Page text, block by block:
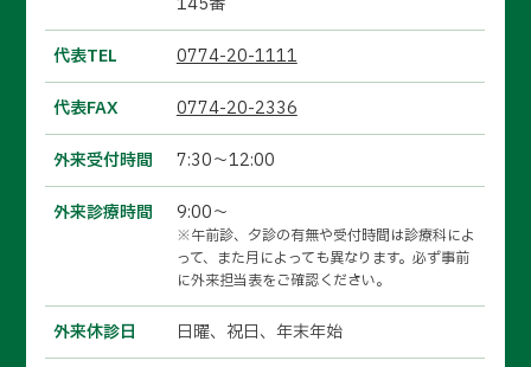
代表TEL 0774-20-1111
代表FAX 0774-20-2336
外来受付時間 7:30～12:00
外来診療時間 9:00～
※午前診、夕診の有無や受付時間は診療科によ
って、また月によっても異なります。必ず事前
に外来担当表をご確認ください。
外来休診日 日曜、祝日、年末年始